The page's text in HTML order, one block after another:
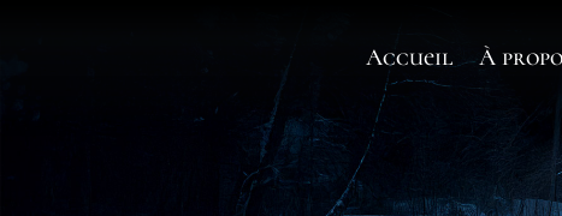
Accueil À